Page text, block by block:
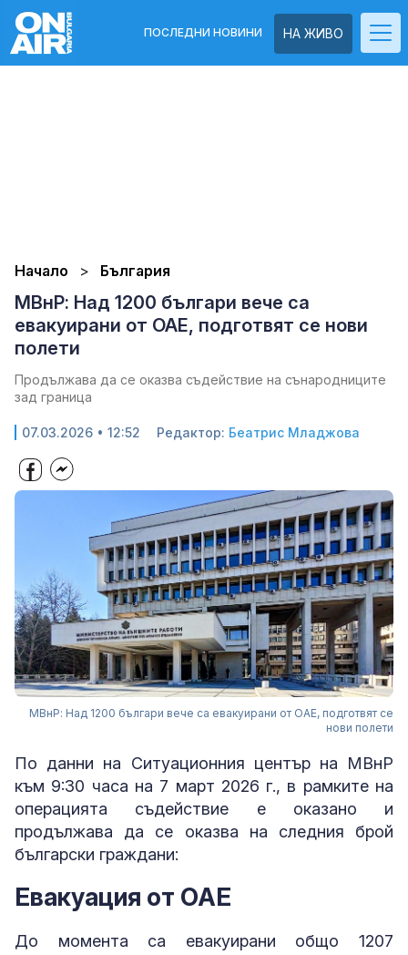
НА ЖИВО
ПОСЛЕДНИ НОВИНИ
Начало България
МВнР: Над 1200 българи вече са
евакуирани от ОАЕ, подготвят се нови
полети
Продължава да се оказва съдействие на сънародниците
зад граница
07.03.2026 • 12:52 Редактор: Беатрис Младжова
МВнР: Над 1200 българи вече са евакуирани от ОАЕ, подготвят се
нови полети
По данни на Ситуационния център на МВнР
към 9:30 часа на 7 март 2026 г., в рамките на
операцията съдействие е оказано и
продължава да се оказва на следния брой
български граждани:
Евакуация от ОАЕ
До момента са евакуирани общо 1207